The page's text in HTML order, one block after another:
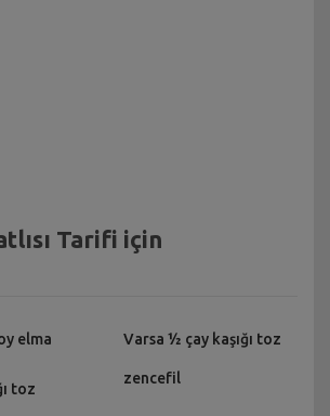
Tarifi için
elma
toz
Varsa ½ çay kaşığı toz
zencefil